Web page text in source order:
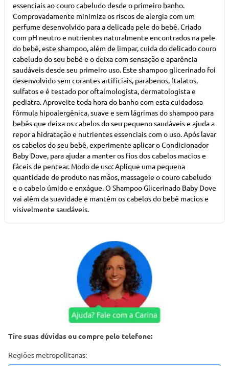
essenciais ao couro cabeludo desde o primeiro banho.
Comprovadamente minimiza os riscos de alergia com um
perfume desenvolvido para a delicada pele do bebê. Criado
com pH neutro e nutrientes naturalmente encontrados na pele
do bebê, este shampoo, além de limpar, cuida do delicado couro
cabeludo do seu bebê e o deixa com sensação e aparência
saudáveis desde seu primeiro uso. Este shampoo glicerinado foi
desenvolvido sem corantes artificiais, parabenos, ftalatos,
sulfatos e é testado por oftalmologista, dermatologista e
pediatra. Aproveite toda hora do banho com esta cuidadosa
fórmula hipoalergênica, suave e sem lágrimas do shampoo para
bebês que deixa os cabelos do seu pequeno saudáveis e ajuda a
repor a hidratação e nutrientes essenciais com o uso. Após lavar
os cabelos do seu bebê, experimente aplicar o Condicionador
Baby Dove, para ajudar a manter os fios dos cabelos macios e
fáceis de pentear. Modo de uso: Aplique uma pequena
quantidade de produto nas mãos, massageie o couro cabeludo
e o cabelo úmido e enxágue. O Shampoo Glicerinado Baby Dove
vai além da suavidade e mantém os cabelos do bebê macios e
visivelmente saudáveis.
Tire suas dúvidas ou compre pelo telefone:
Regiões metropolitanas: